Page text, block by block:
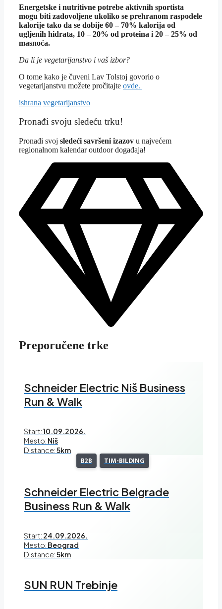
Energetske i nutritivne potrebe aktivnih sportista
mogu biti zadovoljene ukoliko se prehranom raspodele
kalorije tako da se dobije 60 – 70% kalorija od
ugljenih hidrata, 10 – 20% od proteina i 20 – 25% od
masnoća.
Da li je vegetarijanstvo i vaš izbor?
O tome kako je čuveni Lav Tolstoj govorio o
vegetarijanstvu možete pročitajte ovde.
Tagovi
ishrana vegetarijanstvo
Pronađi svoju sledeću trku!
Pronađi svoj sledeći savršeni izazov u najvećem
regionalnom kalendar outdoor događaja!
Preporučene trke
Schneider Electric Niš Business
Run & Walk
Start:10.09.2026.
Mesto: Niš
Distance:5km
B2B TIM-BILDING
Schneider Electric Belgrade
Business Run & Walk
Start: 24.09.2026.
Mesto: Beograd
Distance:5km
SUN RUN Trebinje